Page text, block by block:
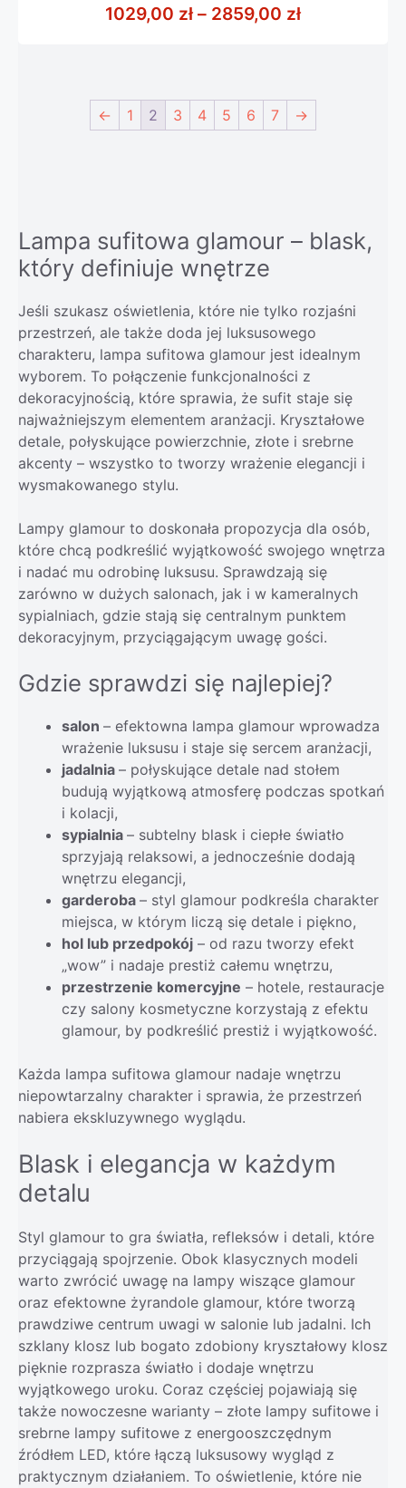
5
1029,00 zł – 2859,00 złZakres cen:
← 1 2 3 4 5 6 7 →
Lampa sufitowa glamour – blask,
który definiuje wnętrze
Jeśli szukasz oświetlenia, które nie tylko rozjaśni
przestrzeń, ale także doda jej luksusowego
charakteru, lampa sufitowa glamour jest idealnym
wyborem. To połączenie funkcjonalności z
dekoracyjnością, które sprawia, że sufit staje się
najważniejszym elementem aranżacji. Kryształowe
detale, połyskujące powierzchnie, złote i srebrne
akcenty – wszystko to tworzy wrażenie elegancji i
wysmakowanego stylu.
Lampy glamour to doskonała propozycja dla osób,
które chcą podkreślić wyjątkowość swojego wnętrza
i nadać mu odrobinę luksusu. Sprawdzają się
zarówno w dużych salonach, jak i w kameralnych
sypialniach, gdzie stają się centralnym punktem
dekoracyjnym, przyciągającym uwagę gości.
Gdzie sprawdzi się najlepiej?
salon – efektowna lampa glamour wprowadza
wrażenie luksusu i staje się sercem aranżacji,
jadalnia – połyskujące detale nad stołem
budują wyjątkową atmosferę podczas spotkań
i kolacji,
sypialnia – subtelny blask i ciepłe światło
sprzyjają relaksowi, a jednocześnie dodają
wnętrzu elegancji,
garderoba – styl glamour podkreśla charakter
miejsca, w którym liczą się detale i piękno,
hol lub przedpokój – od razu tworzy efekt
„wow” i nadaje prestiż całemu wnętrzu,
przestrzenie komercyjne – hotele, restauracje
czy salony kosmetyczne korzystają z efektu
glamour, by podkreślić prestiż i wyjątkowość.
Każda lampa sufitowa glamour nadaje wnętrzu
niepowtarzalny charakter i sprawia, że przestrzeń
nabiera ekskluzywnego wyglądu.
Blask i elegancja w każdym
detalu
Styl glamour to gra światła, refleksów i detali, które
przyciągają spojrzenie. Obok klasycznych modeli
warto zwrócić uwagę na lampy wiszące glamour
oraz efektowne żyrandole glamour, które tworzą
prawdziwe centrum uwagi w salonie lub jadalni. Ich
szklany klosz lub bogato zdobiony kryształowy klosz
pięknie rozprasza światło i dodaje wnętrzu
wyjątkowego uroku. Coraz częściej pojawiają się
także nowoczesne warianty – złote lampy sufitowe i
srebrne lampy sufitowe z energooszczędnym
źródłem LED, które łączą luksusowy wygląd z
praktycznym działaniem. To oświetlenie, które nie